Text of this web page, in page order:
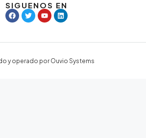
SIGUENOS EN
y operado por Ouvio Systems